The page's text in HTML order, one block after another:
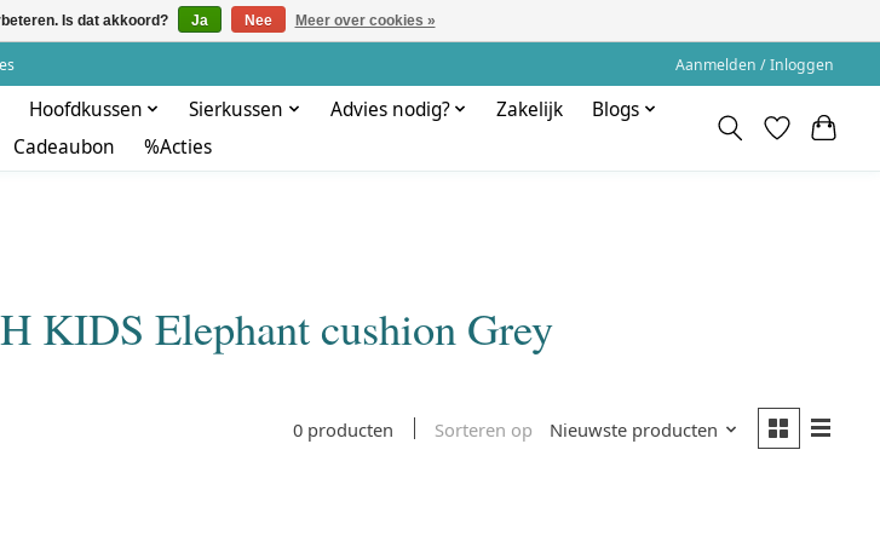
Aanmelden / Inloggen
Hoofdkussen Sierkussen Advies nodig? Zakelijk
Blogs
Cadeaubon %Acties
KIDS Elephant cushion Grey
0 producten Sorteren op Nieuwste producten
Is dat akkoord? Ja Nee Meer over cookies »